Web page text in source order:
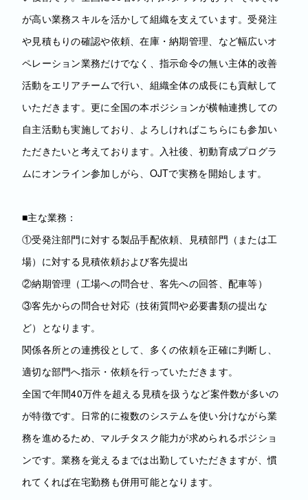
が高い業務スキルを活かして組織を支えています。受発注
や見積もりの確認や依頼、在庫・納期管理、など幅広いオ
ペレーション業務だけでなく、指示命令の無い主体的改善
活動をエリアチームで行い、組織全体の成長にも貢献して
いただきます。更に全国の本ポジションが横軸連携しての
自主活動も実施しており、よろしければこちらにも参加い
ただきたいと考えております。入社後、初動育成プログラ
ムにオンライン参加しがら、OJTで実務を開始します。
■主な業務：
①受発注部門に対する製品手配依頼、見積部門（または工
場）に対する見積依頼および客先提出
②納期管理（工場への問合せ、客先への回答、配車等）
③客先からの問合せ対応（技術質問や必要書類の提出な
ど）となります。
関係各所との連携役として、多くの依頼を正確に判断し、
適切な部門へ指示・依頼を行っていただきます。
全国で年間40万件を超える見積を扱うなど案件数が多いの
が特徴です。日常的に複数のシステムを使い分けながら業
務を進めるため、マルチタスク能力が求められるポジショ
ンです。業務を覚えるまでは出勤していただきますが、慣
れてくれば在宅勤務も併用可能となります。